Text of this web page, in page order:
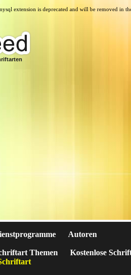
extension is deprecated and will be removed in
Autoren
Themen
Kostenlose